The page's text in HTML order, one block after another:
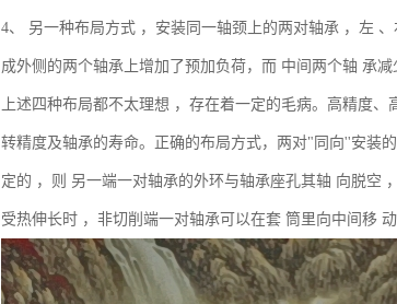
4、 另一种布局方式 ，安装同一轴颈上的两对轴承 ，左
成外侧的两个轴承上增加了预加负荷，而 中间两个轴 承减
上述四种布局都不太理想 ，存在着一定的毛病。高精度
转精度及轴承的寿命。正确的布局方式，两对"同向''安装
定的 ，则 另一端一对轴承的外环与轴承座孔其轴 向脱空
受热伸长时 ，非切削端一对轴承可以在套 筒里向中间移